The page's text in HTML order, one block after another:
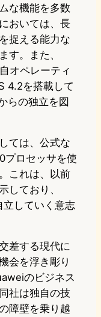
な機能を多数
おいては、長
捉える能力な
す。また、
オペレーティ
4.2を搭載して
らの独立を図
ては、公式な
プロセッサを使
これは、以前
しており、
していく意志
差する現代に
会を浮き彫り
のビジネス
社は独自の技
障壁を乗り越